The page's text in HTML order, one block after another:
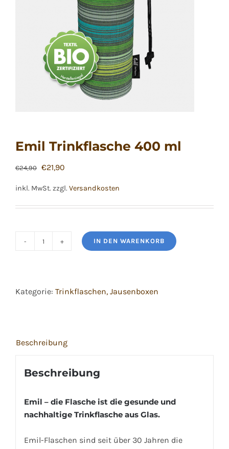
Emil Trinkflasche 400 ml
€24,90 Ursprünglicher
€24,90
€21,90
€21,90.
inkl. MwSt. zzgl. Versandkosten
ml
IN DEN WARENKORB
Kategorie: Trinkflaschen, Jausenboxen
Beschreibung
Beschreibung
Emil – die Flasche ist die gesunde und
nachhaltige Trinkflasche aus Glas.
Emil-Flaschen sind seit über 30 Jahren die